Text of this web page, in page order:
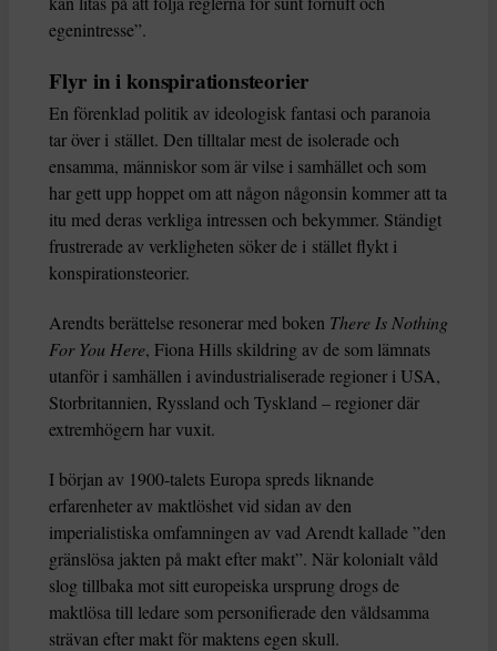
egenintresse”.
Flyr in i konspirationsteorier
En förenklad politik av ideologisk fantasi och paranoia
tar över i stället. Den tilltalar mest de isolerade och
ensamma, människor som är vilse i samhället och som
har gett upp hoppet om att någon någonsin kommer att ta
itu med deras verkliga intressen och bekymmer. Ständigt
frustrerade av verkligheten söker de i stället flykt i
konspirationsteorier.
Arendts berättelse resonerar med boken There Is Nothing
For You Here, Fiona Hills skildring av de som lämnats
utanför i samhällen i avindustrialiserade regioner i USA,
Storbritannien, Ryssland och Tyskland – regioner där
extremhögern har vuxit.
I början av 1900-talets Europa spreds liknande
erfarenheter av maktlöshet vid sidan av den
imperialistiska omfamningen av vad Arendt kallade ”den
gränslösa jakten på makt efter makt”. När kolonialt våld
slog tillbaka mot sitt europeiska ursprung drogs de
maktlösa till ledare som personifierade den våldsamma
strävan efter makt för maktens egen skull.